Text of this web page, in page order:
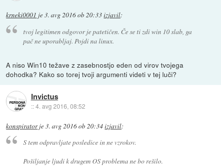
krneki0001 je3. avg 2016 ob 20:33izjavil:
tvoj legitimen odgovor je patetičen. Če se ti zdi win 10 slab, ga
pač ne uporabljaj. Pojdi na linux.
A niso Win10 težave z zasebnostjo eden od virov tvojega
dohodka? Kako so torej tvoji argumenti videti v tej luči?
Invictus
::4. avg 2016, 08:52
konspiratorje3. avg 2016 ob 20:34izjavil:
S tem odpravljate posledice in ne vzrokov.
Pošiljanje ljudi k drugem OS problema ne bo rešilo.